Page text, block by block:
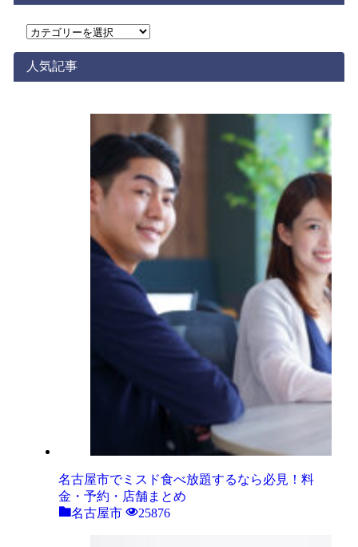
カ
ゴ
リ
人気記事
名古屋市でミスド食べ放題するなら必見！料
金・予約・店舗まとめ
名古屋市
25876